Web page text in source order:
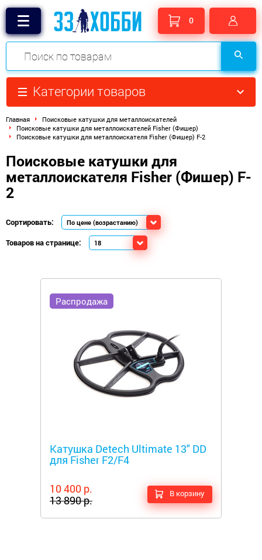
0
Категории товаров
Главная
Поисковые катушки для металлоискателей
Поисковые катушки для металлоискателей Fisher (Фишер)
Поисковые катушки для металлоискателя Fisher (Фишер) F-2
Поисковые катушки для
металлоискателя Fisher (Фишер) F-
2
Сортировать:
Товаров на странице:
Распродажа
Катушка Detech Ultimate 13" DD
для Fisher F2/F4
10 400 р.
13 890 р.
В корзину